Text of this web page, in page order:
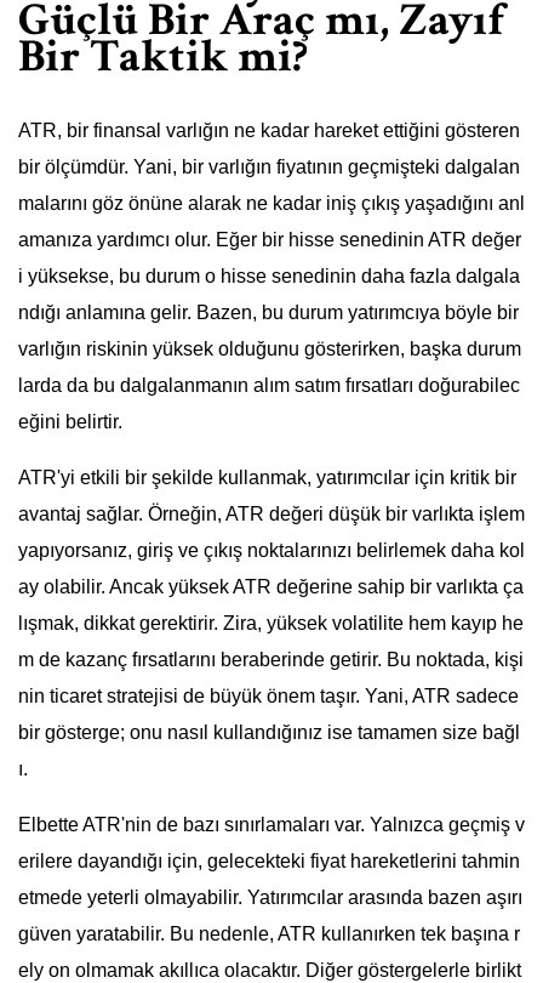
Güçlü Bir Araç mı, Zayıf
Bir Taktik mi?
ATR, bir finansal varlığın ne kadar hareket ettiğini gösteren
bir ölçümdür. Yani, bir varlığın fiyatının geçmişteki dalgalan
malarını göz önüne alarak ne kadar iniş çıkış yaşadığını anl
amanıza yardımcı olur. Eğer bir hisse senedinin ATR değer
i yüksekse, bu durum o hisse senedinin daha fazla dalgala
ndığı anlamına gelir. Bazen, bu durum yatırımcıya böyle bir
varlığın riskinin yüksek olduğunu gösterirken, başka durum
larda da bu dalgalanmanın alım satım fırsatları doğurabilec
eğini belirtir.
ATR'yi etkili bir şekilde kullanmak, yatırımcılar için kritik bir
avantaj sağlar. Örneğin, ATR değeri düşük bir varlıkta işlem
yapıyorsanız, giriş ve çıkış noktalarınızı belirlemek daha kol
ay olabilir. Ancak yüksek ATR değerine sahip bir varlıkta ça
lışmak, dikkat gerektirir. Zira, yüksek volatilite hem kayıp he
m de kazanç fırsatlarını beraberinde getirir. Bu noktada, kişi
nin ticaret stratejisi de büyük önem taşır. Yani, ATR sadece
bir gösterge; onu nasıl kullandığınız ise tamamen size bağl
ı.
Elbette ATR'nin de bazı sınırlamaları var. Yalnızca geçmiş v
erilere dayandığı için, gelecekteki fiyat hareketlerini tahmin
etmede yeterli olmayabilir. Yatırımcılar arasında bazen aşırı
güven yaratabilir. Bu nedenle, ATR kullanırken tek başına r
ely on olmamak akıllıca olacaktır. Diğer göstergelerle birlikt